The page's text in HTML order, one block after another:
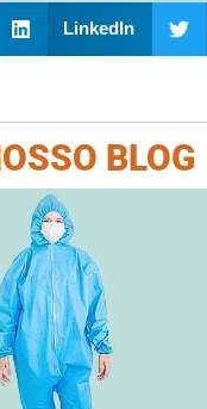
LinkedIn
BLOG